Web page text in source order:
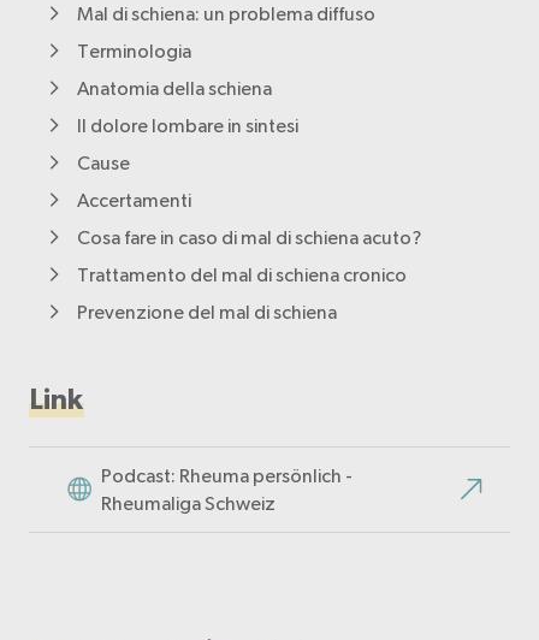
Mal di schiena: un problema diffuso
Terminologia
Anatomia della schiena
Il dolore lombare in sintesi
Cause
Accertamenti
Cosa fare in caso di mal di schiena acuto?
Trattamento del mal di schiena cronico
Prevenzione del mal di schiena
Link
Podcast: Rheuma persönlich -
Rheumaliga Schweiz